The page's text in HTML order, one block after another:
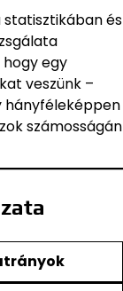
és
egy
veszünk –
hányféleképpen
számosságán